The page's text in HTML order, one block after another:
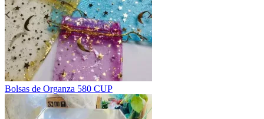
Bolsas de Organza 580 CUP